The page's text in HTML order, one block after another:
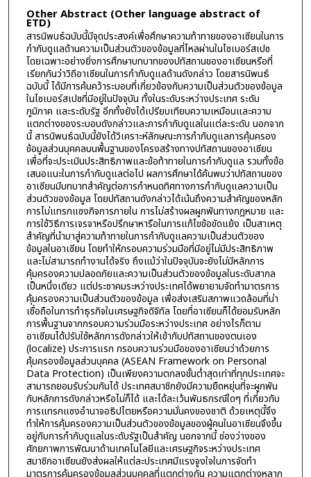
Other Abstract (Other language abstract of
ETD)
สารนิพนธ์ฉบับนี้มีจุดประสงค์เพื่อศึกษาความท้าทายของอาเซียนในการ
กำกับดูแลด้านความเป็นส่วนตัวของข้อมูลที่ไหลผ่านในไซเบอร์สเปซ
โดยเฉพาะอย่างยิ่งการศึกษาบทบาทของปทัสถานของอาเซียนหรือที่
เรียกกันว่าวิถีอาเซียนในการกำกับดูแลด้านดังกล่าว โดยสารนิพนธ์
ฉบับนี้ ได้มีการค้นคว้าระบอบที่เกี่ยวข้องกับความเป็นส่วนตัวของข้อมูล
ในไซเบอร์สเปซที่มีอยู่ในปัจจุบัน ทั้งในระดับระหว่างประเทศ ระดับ
ภูมิภาค และระดับรัฐ อีกทั้งยังได้เปรียบเทียบความเหมือนและความ
แตกต่างของระบอบดังกล่าวและการกำกับดูแลในแต่ละระดับ นอกจาก
นี้ สารนิพนธ์ฉบับนี้ยังได้วิเคราะห์ลักษณะการกำกับดูแลการคุ้มครอง
ข้อมูลส่วนบุคคลบนพื้นฐานของโครงสร้างทางปทัสถานของอาเซียน
เพื่อที่จะประเมินประสิทธิภาพและข้อท้าทายในการกำกับดูแล รวมทั้งข้อ
เสนอแนะในการกำกับดูแลต่อไป ผลการศึกษาได้ค้นพบว่าปทัสถานของ
อาเซียนมีบทบาทสำคัญต่อการกำหนดทิศทางการกำกับดูแลความเป็น
ส่วนตัวของข้อมูล โดยปทัสถานดังกล่าวได้เน้นถึงความสำคัญของหลัก
การไม่แทรกแซงกิจการภายใน การไม่สร้างผลผูกพันทางกฎหมาย และ
การใช้วิธีการเจรจาหรือปรึกษาหารือในการแก้ไขข้อขัดแย้ง เป็นสาเหตุ
สำคัญที่นำมาสู่ความท้าทายในการกำกับดูแลความเป็นส่วนตัวของ
ข้อมูลในอาเซียน โดยทำให้กรอบความร่วมมือที่มีอยู่ไม่มีประสิทธิภาพ
และไม่สามารถทำงานได้จริง ถึงแม้ว่าในปัจจุบันจะยังไม่มีหลักการ
คุ้มครองความปลอดภัยและความเป็นส่วนตัวของข้อมูลในระดับสากล
เป็นหนึ่งเดียว แต่ประชาคมระหว่างประเทศได้พยายามจัดทำมาตรการ
คุ้มครองความเป็นส่วนตัวของข้อมูล เพื่อส่งเสริมสภาพแวดล้อมที่น่า
เชื่อถือในการทำธุรกิจในเศรษฐกิจดิจิทัล โดยที่อาเซียนก็ได้ยอมรับหลัก
การพื้นฐานจากกรอบความร่วมมือระหว่างประเทศ อย่างไรก็ตาม
อาเซียนได้ปรับใช้หลักการดังกล่าวให้เข้ากับปทัสถานของตนเอง
(localize) ประการแรก กรอบความร่วมมือของอาเซียนว่าด้วยการ
คุ้มครองข้อมูลส่วนบุคคล (ASEAN Framework on Personal
Data Protection) เป็นเพียงความตกลงขั้นต่ำสุดเท่าที่ทุกประเทศจะ
สามารถยอมรับร่วมกันได้ ประเทศสมาชิกยังมีความยืดหยุ่นที่จะผูกพัน
กับหลักการดังกล่าวหรือไม่ก็ได้ และได้ละเว้นพันธกรณีใดๆ ที่เกี่ยวกับ
การแทรกแซงอำนาจอธิปไตยหรือความมั่นคงของชาติ ด้วยเหตุนี้จึง
ทำให้การคุ้มครองความเป็นส่วนตัวของข้อมูลของผู้คนในอาเซียนจึงขึ้น
อยู่กับการกำกับดูแลในระดับรัฐเป็นสำคัญ นอกจากนี้ ช่องว่างของ
ศักยภาพการพัฒนาด้านเทคโนโลยีและเศรษฐกิจระหว่างประเทศ
สมาชิกอาเซียนยังส่งผลให้แต่ละประเทศมีแรงจูงใจในการจัดทำ
มาตรการคุ้มครองข้อมูลส่วนบุคคลที่แตกต่างกัน ความแตกต่างหลาก